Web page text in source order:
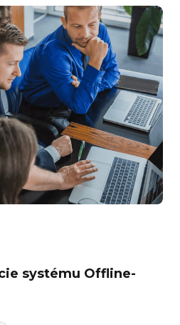
systému Offline-